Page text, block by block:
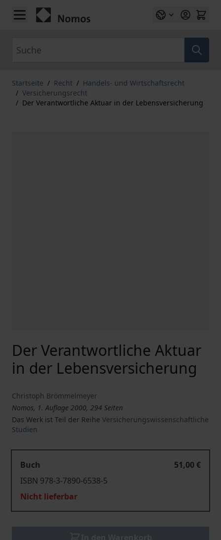
Zum Inhalt springen
Startseite / Recht / Handels- und Wirtschaftsrecht
/ Versicherungsrecht
/ Der Verantwortliche Aktuar in der Lebensversicherung
Der Verantwortliche Aktuar
in der Lebensversicherung
Christoph Brömmelmeyer
Nomos, 1. Auflage 2000, 294 Seiten
Das Werk ist Teil der Reihe Versicherungswissenschaftliche
Studien
Buch
51,00 €
ISBN 978-3-7890-6538-5
Nicht lieferbar